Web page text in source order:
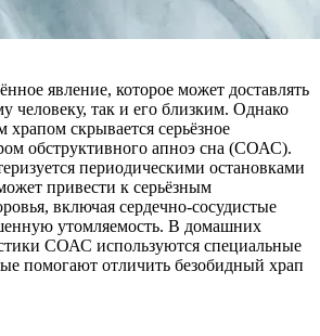
явление, которое может доставлять
человеку, так и его близким. Однако
храпом скрывается серьёзное
обструктивного апноэ сна (СОАС).
периодическими остановками
привести к серьёзным
включая сердечно-сосудистые
утомляемость. В домашних
СОАС используются специальные
помогают отличить безобидный храп